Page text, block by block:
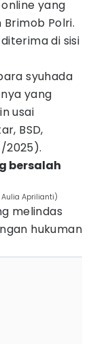
yang
Polri.
di sisi
syuhada
yang
usai
BSD,
2025).
bersalah
Aprilianti)
melindas
hukuman